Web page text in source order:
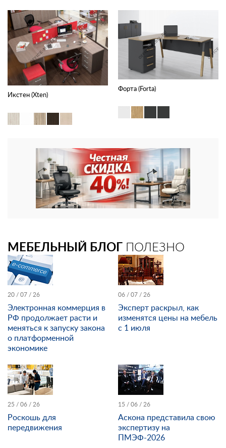
Икстен (Xten)
Форта (Forta)
МЕБЕЛЬНЫЙ БЛОГ ПОЛЕЗНО
20 / 07 / 26
Электронная коммерция в
РФ продолжает расти и
меняться к запуску закона
о платформенной
экономике
06 / 07 / 26
Эксперт раскрыл, как
изменятся цены на мебель
с 1 июля
25 / 06 / 26
Роскошь для
передвижения
15 / 06 / 26
Аскона представила свою
экспертизу на
ПМЭФ-2026